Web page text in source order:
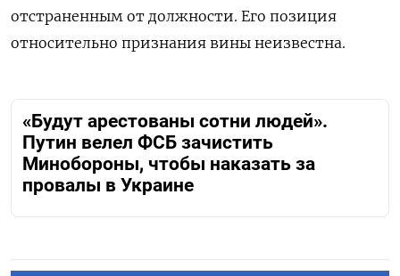
отстраненным от должности. Его позиция
относительно признания вины неизвестна.
«Будут арестованы сотни людей».
Путин велел ФСБ зачистить
Минобороны, чтобы наказать за
провалы в Украине